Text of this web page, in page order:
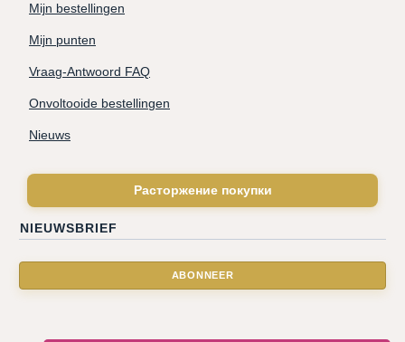
Mijn bestellingen
Mijn punten
Vraag-Antwoord FAQ
Onvoltooide bestellingen
Nieuws
Расторжение покупки
NIEUWSBRIEF